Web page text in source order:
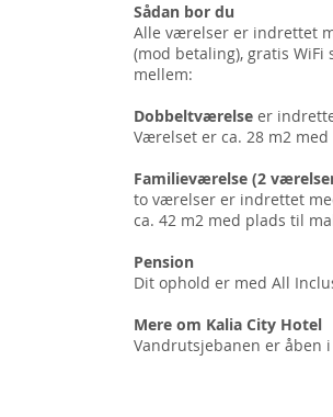
Sådan bor du
Alle værelser er indrettet
(mod betaling), gratis
mellem:
Dobbeltværelse er
Værelset er ca. 28 m2
Familieværelse (2
to værelser er indrettet
ca. 42 m2 med plads til
Pension
Dit ophold er med All
Mere om Kalia City Hotel
Vandrutsjebanen er åben